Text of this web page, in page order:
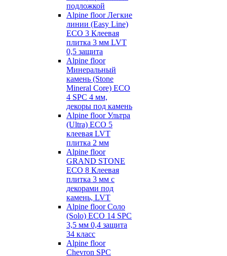
подложкой
Alpine floor Легкие
линии (Easy Line)
ECO 3 Клеевая
плитка 3 мм LVT
0,5 защита
Alpine floor
Минеральный
камень (Stone
Mineral Core) ECO
4 SPC 4 мм,
декоры под камень
Alpine floor Ультра
(Ultra) ECO 5
клеевая LVT
плитка 2 мм
Alpine floor
GRAND STONE
ECO 8 Клеевая
плитка 3 мм с
декорами под
камень, LVT
Alpine floor Соло
(Solo) ECO 14 SPC
3,5 мм 0,4 защита
34 класс
Alpine floor
Chevron SPC